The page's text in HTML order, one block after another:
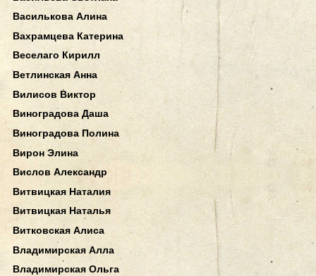
Василькова Алина
Вахрамцева Катерина
Веселаго Кирилл
Ветлинская Анна
Вилисов Виктор
Виноградова Даша
Виноградова Полина
Вирон Элина
Вислов Александр
Витвицкая Наталия
Витвицкая Наталья
Витковская Алиса
Владимирская Алла
Владимирская Ольга